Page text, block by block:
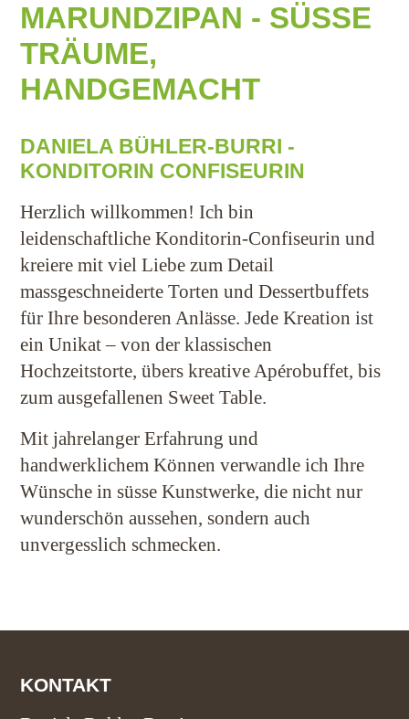
MARUNDZIPAN - SÜSSE
TRÄUME,
HANDGEMACHT
DANIELA BÜHLER-BURRI -
KONDITORIN CONFISEURIN
Herzlich willkommen! Ich bin
leidenschaftliche Konditorin-Confiseurin und
kreiere mit viel Liebe zum Detail
massgeschneiderte Torten und Dessertbuffets
für Ihre besonderen Anlässe. Jede Kreation ist
ein Unikat – von der klassischen
Hochzeitstorte, übers kreative Apérobuffet, bis
zum ausgefallenen Sweet Table.
Mit jahrelanger Erfahrung und
handwerklichem Können verwandle ich Ihre
Wünsche in süsse Kunstwerke, die nicht nur
wunderschön aussehen, sondern auch
unvergesslich schmecken.
KONTAKT